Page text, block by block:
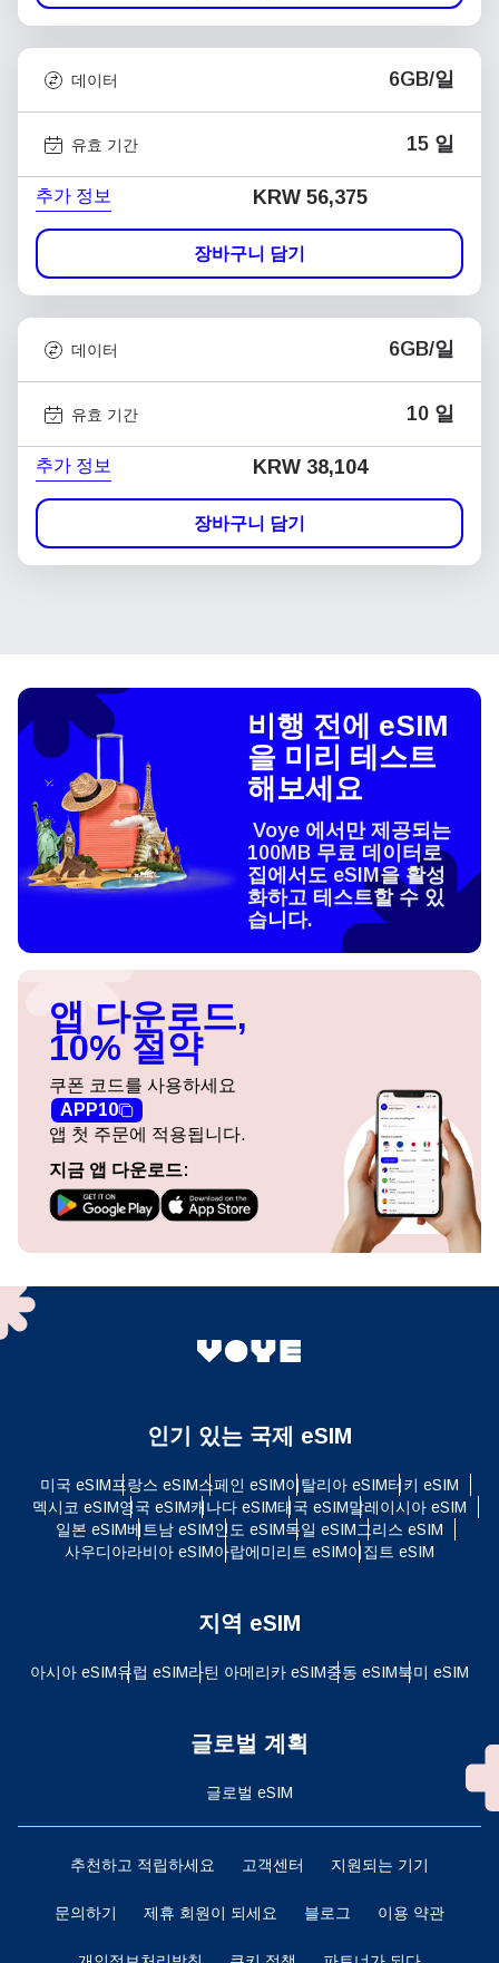
데이터 6GB/일
유효 기간 15 일
추가 정보 KRW 56,375
장바구니 담기
데이터 6GB/일
유효 기간 10 일
추가 정보 KRW 38,104
장바구니 담기
비행 전에 eSIM
을 미리 테스트
해보세요
Voye 에서만 제공되는
100MB 무료 데이터로
집에서도 eSIM을 활성
화하고 테스트할 수 있
습니다.
앱 다운로드,
10% 절약
쿠폰 코드를 사용하세요
APP10
앱 첫 주문에 적용됩니다.
지금 앱 다운로드:
인기 있는 국제 eSIM
미국 eSIM프랑스 eSIM스페인 eSIM이탈리아 eSIM터키 eSIM
멕시코 eSIM영국 eSIM캐나다 eSIM태국 eSIM말레이시아 eSIM
일본 eSIM베트남 eSIM인도 eSIM독일 eSIM그리스 eSIM
사우디아라비아 eSIM아랍에미리트 eSIM이집트 eSIM
지역 eSIM
아시아 eSIM유럽 ​​eSIM라틴 아메리카 eSIM중동 eSIM북미 eSIM
글로벌 계획
글로벌 eSIM
추천하고 적립하세요 고객센터 지원되는 기기
문의하기 제휴 회원이 되세요 블로그 이용 약관